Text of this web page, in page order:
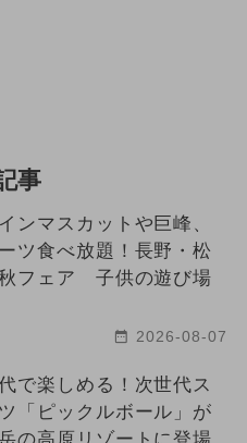
事
ンマスカットや巨峰、
ツ食べ放題！長野・松
フェア 子供の遊び場
2026-08-07
で楽しめる！次世代ス
「ピックルボール」が
の高原リゾートに登場